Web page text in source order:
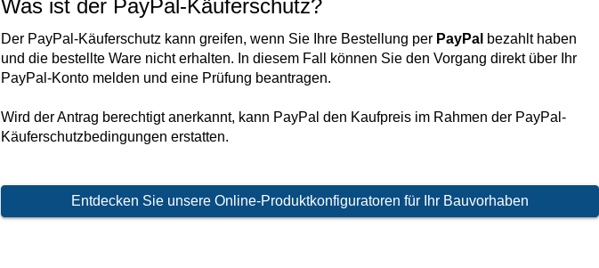
Was ist der PayPal-Käuferschutz?
Der PayPal-Käuferschutz kann greifen, wenn Sie Ihre Bestellung per PayPal bezahlt haben
und die bestellte Ware nicht erhalten. In diesem Fall können Sie den Vorgang direkt über Ihr
PayPal-Konto melden und eine Prüfung beantragen.
Wird der Antrag berechtigt anerkannt, kann PayPal den Kaufpreis im Rahmen der PayPal-
Käuferschutzbedingungen erstatten.
Entdecken Sie unsere Online-Produktkonfiguratoren für Ihr Bauvorhaben